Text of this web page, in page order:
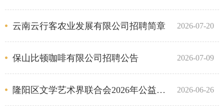
云南云行客农业发展有限公司招聘简章 2026-07-20
保山比顿咖啡有限公司招聘公告 2026-07-09
隆阳区文学艺术界联合会2026年公益性岗位工作人员招聘公告 2026-06-26